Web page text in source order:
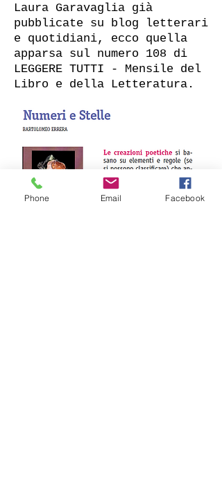
Laura Garavaglia già
pubblicate su blog letterari
e quotidiani, ecco quella
apparsa sul numero 108 di
LEGGERE TUTTI - Mensile del
Libro e della Letteratura.
Phone Email Facebook